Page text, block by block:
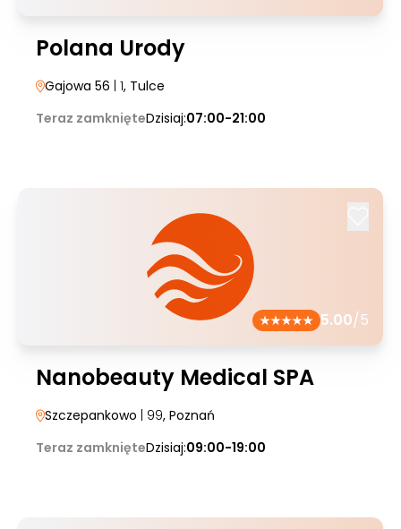
Polana Urody
Gajowa 56 | 1, Tulce
Teraz zamknięteDzisiaj:07:00-21:00
5.00/5
Nanobeauty Medical SPA
Szczepankowo | 99, Poznań
Teraz zamknięteDzisiaj:09:00-19:00